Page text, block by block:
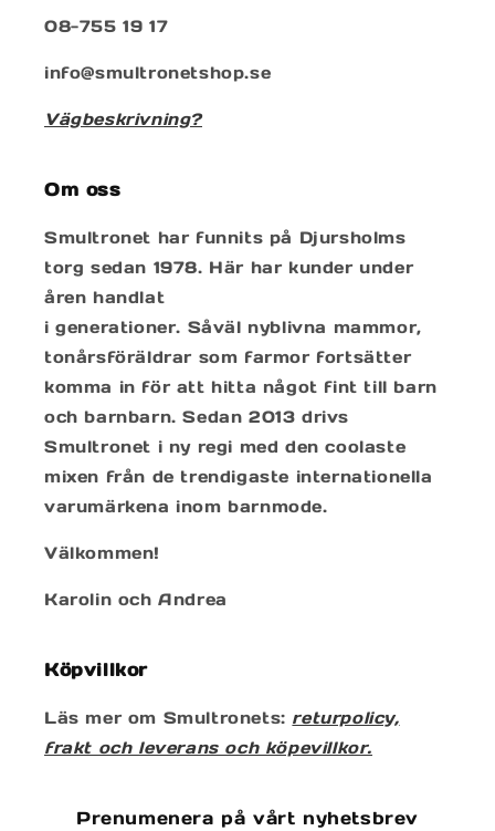
08-755 19 17
info@smultronetshop.se
Vägbeskrivning?
Om oss
Smultronet har funnits på Djursholms
torg sedan 1978. Här har kunder under
åren handlat
i generationer. Såväl nyblivna mammor,
tonårsföräldrar som farmor fortsätter
komma in för att hitta något fint till barn
och barnbarn. Sedan 2013 drivs
Smultronet i ny regi med den coolaste
mixen från de trendigaste internationella
varumärkena inom barnmode.
Välkommen!
Karolin och Andrea
Köpvillkor
Läs mer om Smultronets: returpolicy,
frakt och leverans och köpevillkor.
Prenumenera på vårt nyhetsbrev